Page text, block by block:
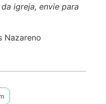
igreja, envie para
Nazareno